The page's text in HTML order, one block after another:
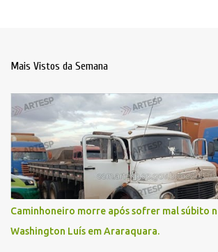
Mais Vistos da Semana
Caminhoneiro morre após sofrer mal súbito
Washington Luís em Araraquara.